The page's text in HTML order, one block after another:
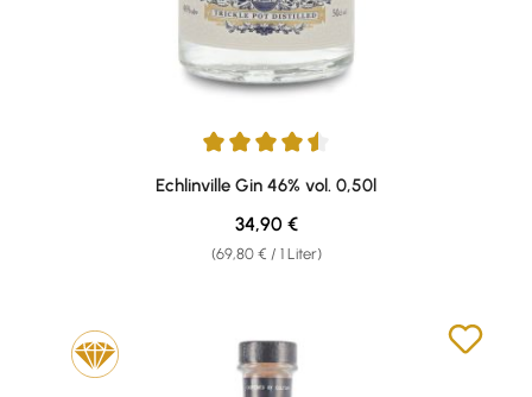
Durchschnittliche Bewertung von 4.6 von 5 Sternen
Echlinville Gin 46% vol. 0,50l
(69,80 € / 1 Liter)
Regulärer Preis:
34,90 €